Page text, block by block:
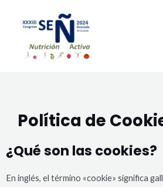
Política de
¿Qué son las cookies?
En inglés, el término «cookie» significa